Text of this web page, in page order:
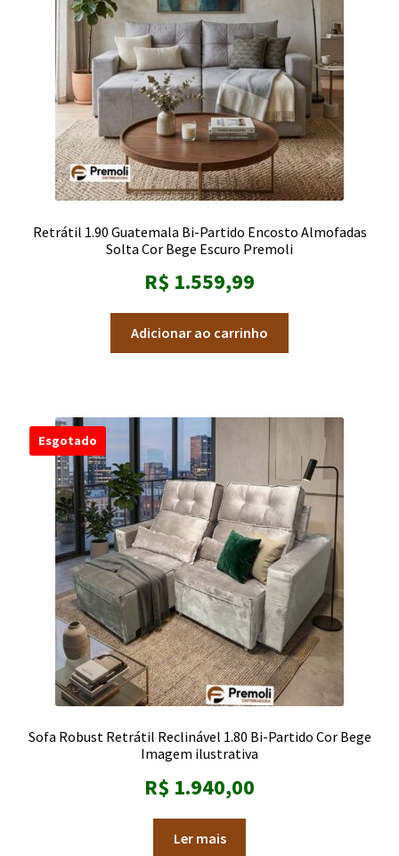
Retrátil 1.90 Guatemala Bi-Partido Encosto Almofadas
Solta Cor Bege Escuro Premoli
R$ 1.559,99
Adicionar ao carrinho
Esgotado
Sofa Robust Retrátil Reclinável 1.80 Bi-Partido Cor Bege
Imagem ilustrativa
R$ 1.940,00
Ler mais